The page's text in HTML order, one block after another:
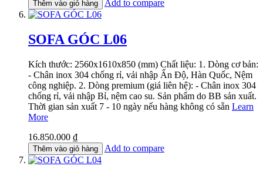
Thêm vào giỏ hàng Add to compare
SOFA GÓC L06
Kích thước: 2560x1610x850 (mm) Chất liệu: 1. Dòng cơ bản:
- Chân inox 304 chống rỉ, vải nhập Ấn Độ, Hàn Quốc, Nệm
công nghiệp. 2. Dòng premium (giá liên hệ): - Chân inox 304
chống rỉ, vải nhập Bỉ, nệm cao su. Sản phẩm do BB sản xuất.
Thời gian sản xuất 7 - 10 ngày nếu hàng không có sẵn Learn
More
16.850.000 ₫
Thêm vào giỏ hàng Add to compare